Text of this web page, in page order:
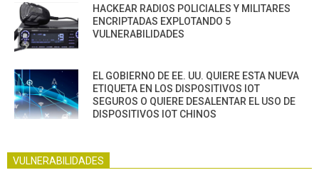
HACKEAR RADIOS POLICIALES Y MILITARES
ENCRIPTADAS EXPLOTANDO 5
VULNERABILIDADES
EL GOBIERNO DE EE. UU. QUIERE ESTA NUEVA
ETIQUETA EN LOS DISPOSITIVOS IOT
SEGUROS O QUIERE DESALENTAR EL USO DE
DISPOSITIVOS IOT CHINOS
VULNERABILIDADES